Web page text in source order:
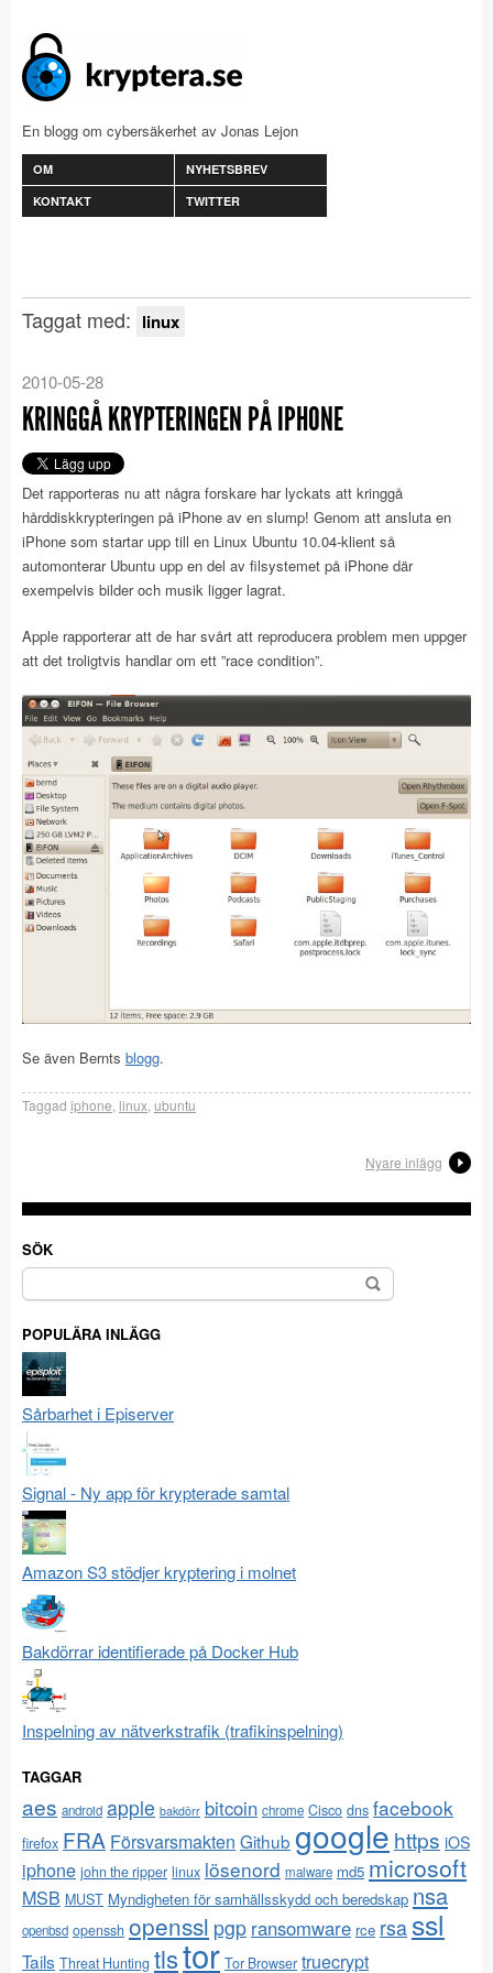
En blogg om cybersäkerhet av Jonas Lejon
OM
NYHETSBREV
KONTAKT
TWITTER
Taggat med: linux
2010-05-28
KRINGGÅ KRYPTERINGEN PÅ IPHONE
Det rapporteras nu att några forskare har lyckats att kringgå
hårddiskkrypteringen på iPhone av en slump! Genom att ansluta en
iPhone som startar upp till en Linux Ubuntu 10.04-klient så
automonterar Ubuntu upp en del av filsystemet på iPhone där
exempelvis bilder och musik ligger lagrat.
Apple rapporterar att de har svårt att reproducera problem men uppger
att det troligtvis handlar om ett ”race condition”.
Se även Bernts blogg.
Taggad iphone linux ubuntu
Nyare inlägg
SÖK
Sök
efter:
POPULÄRA INLÄGG
Sårbarhet i Episerver
Signal - Ny app för krypterade samtal
Amazon S3 stödjer kryptering i molnet
Bakdörrar identifierade på Docker Hub
Inspelning av nätverkstrafik (trafikinspelning)
TAGGAR
aes android apple bakdörr bitcoin chrome Cisco dns facebook
firefox FRA Försvarsmakten Github google https iOS
iphone john the ripper linux lösenord malware md5 microsoft
MSB MUST Myndigheten för samhällsskydd och beredskap nsa
openbsd openssh openssl pgp ransomware rce rsa ssl
Tails Threat Hunting tlstor Tor Browser truecrypt